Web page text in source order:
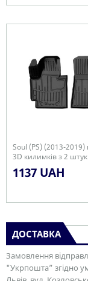
Soul (PS) (2013-2019)
3D килимків з 2 штук
1137 UAH
ДОСТАВКА
Замовлення
"Укрпошта” згідно